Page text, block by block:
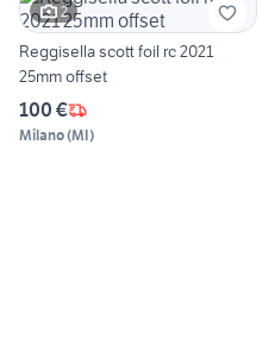
2
Reggisella scott foil rc 2021
25mm offset
100 €
Milano(MI)